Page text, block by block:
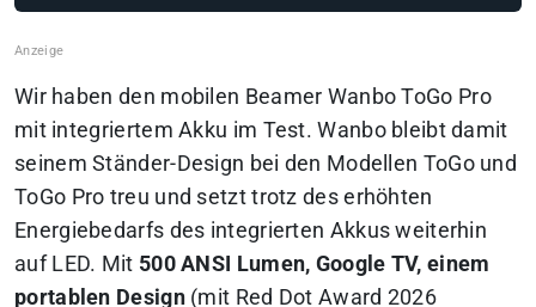
Wir haben den mobilen Beamer Wanbo ToGo Pro
mit integriertem Akku im Test. Wanbo bleibt damit
seinem Ständer-Design bei den Modellen ToGo und
ToGo Pro treu und setzt trotz des erhöhten
Energiebedarfs des integrierten Akkus weiterhin
auf LED. Mit 500 ANSI Lumen, Google TV, einem
portablen Design(mit Red Dot Award 2026